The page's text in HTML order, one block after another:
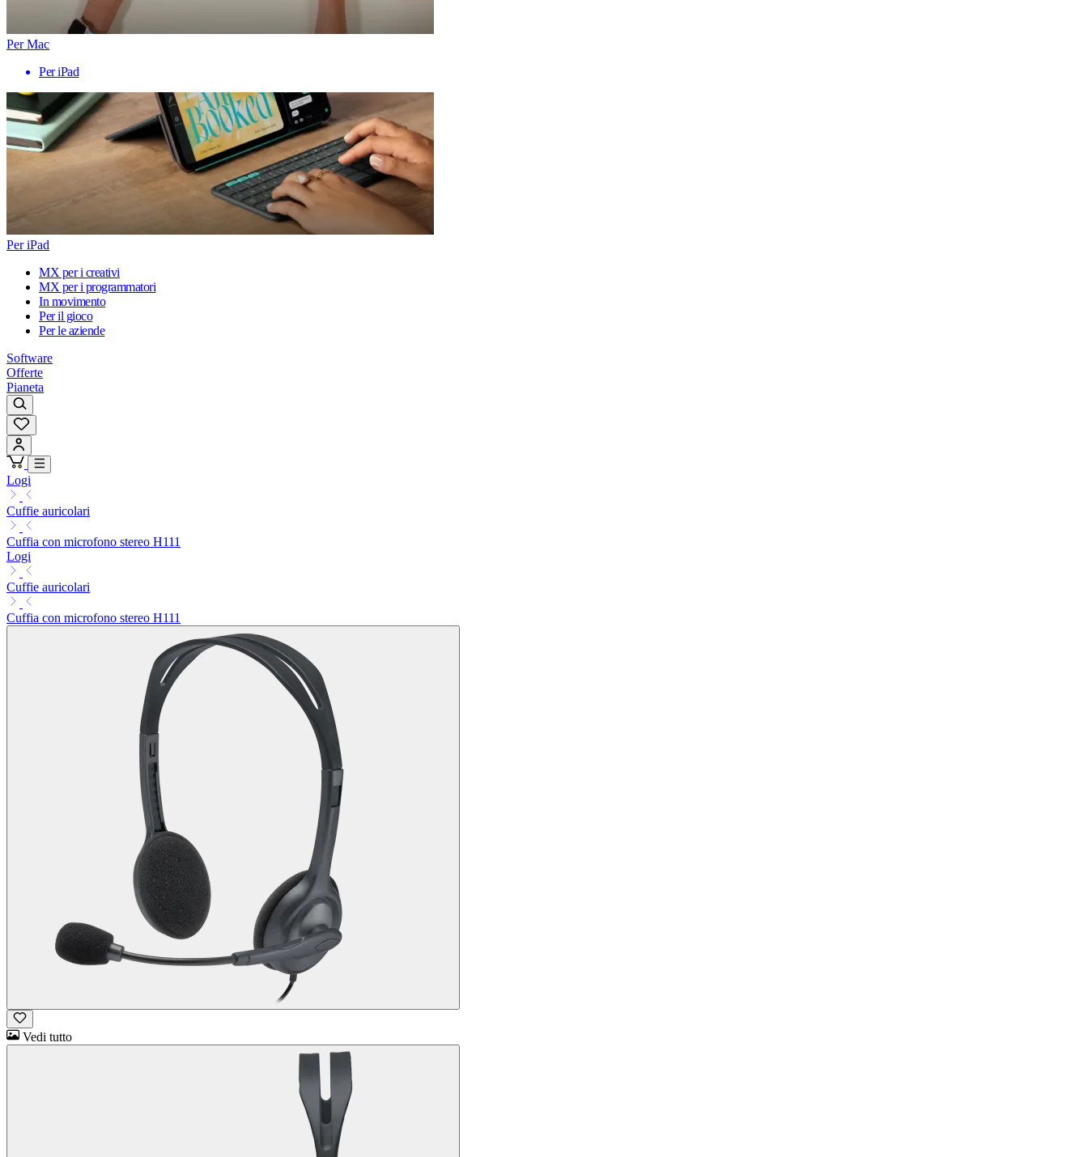
Per Mac
Per iPad
Per iPad
MX per i creativi
MX per i programmatori
In movimento
Per il gioco
Per le aziende
Software
Offerte
Pianeta
Logi
Cuffie auricolari
Cuffia con microfono stereo H111
Logi
Cuffie auricolari
Cuffia con microfono stereo H111
Vedi tutto